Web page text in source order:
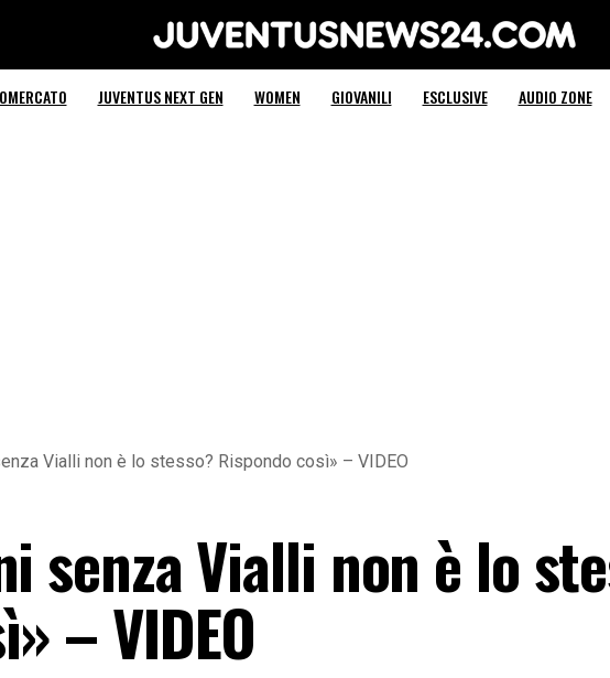
Juventus News 24
JUVENTUS NEXT GEN WOMEN GIOVANILI ESCLUSIVE AUDIO ZONE
Vialli non è lo stesso? Rispondo così» – VIDEO
senza Vialli non è lo
– VIDEO